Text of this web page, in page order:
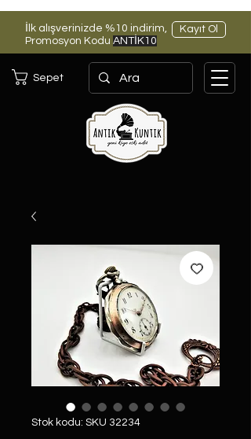
İlk alışverinizde %10 indirim,
Promosyon Kodu ANTİK10
Kayıt Ol
Sepet
Stok kodu: SKU 32234